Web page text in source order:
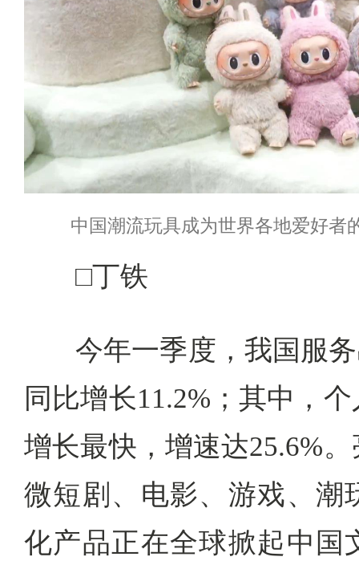
中国潮流玩具成为世界各地爱好者
□丁铁
今年一季度，我国服
同比增长11.2%；其中，
增长最快，增速达25.6%
微短剧、电影、游戏、潮
化产品正在全球掀起中国